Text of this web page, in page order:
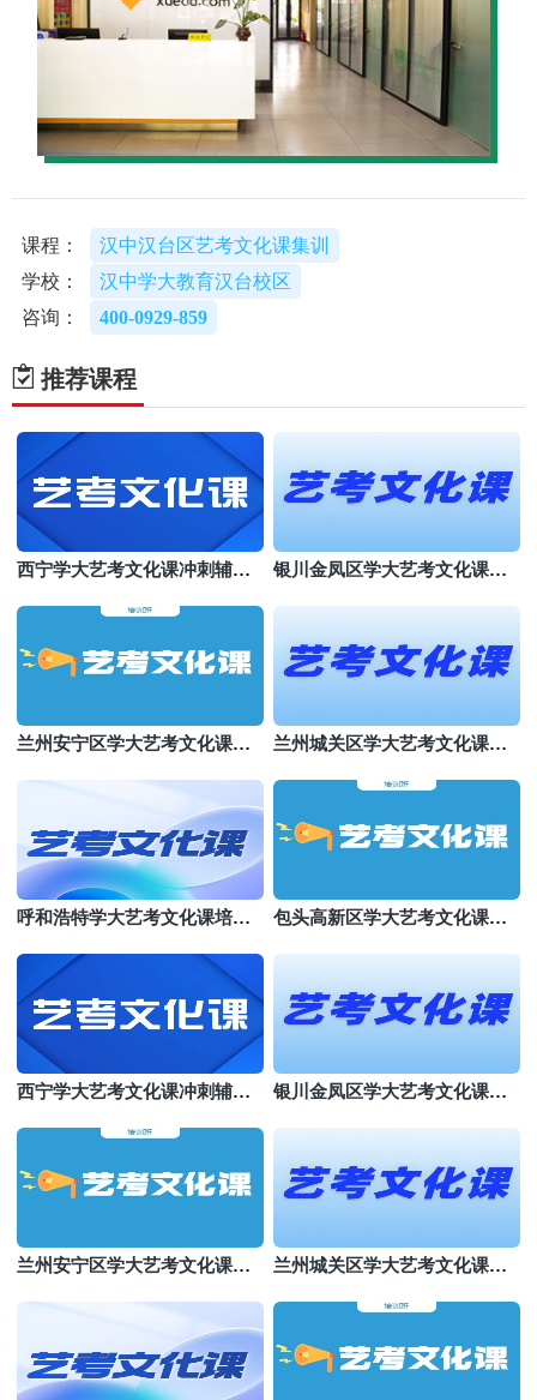
课程：
汉中汉台区艺考文化课集训
学校：
汉中学大教育汉台校区
咨询：
400-0929-859
推荐课程
西宁学大艺考文化课冲刺辅导
银川金凤区学大艺考文化课机
兰州安宁区学大艺考文化课培
兰州城关区学大艺考文化课班
呼和浩特学大艺考文化课培训
包头高新区学大艺考文化课集
西宁学大艺考文化课冲刺辅导
银川金凤区学大艺考文化课机
兰州安宁区学大艺考文化课培
兰州城关区学大艺考文化课班